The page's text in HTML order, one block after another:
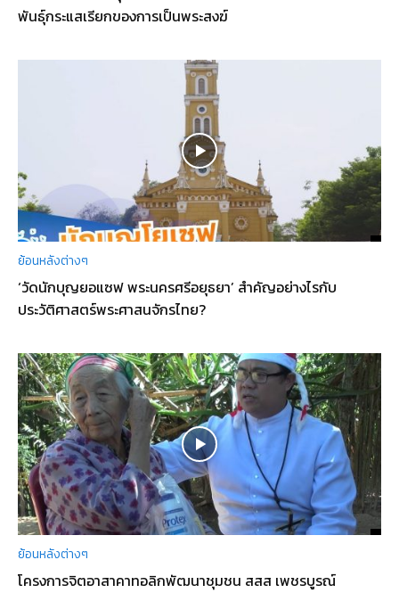
พันธุ์กระแสเรียกของการเป็นพระสงฆ์
ย้อนหลังต่างๆ
‘วัดนักบุญยอแซฟ พระนครศรีอยุธยา’ สำคัญอย่างไรกับ
ประวัติศาสตร์พระศาสนจักรไทย?
ย้อนหลังต่างๆ
โครงการจิตอาสาคาทอลิกพัฒนาชุมชน สสส เพชรบูรณ์